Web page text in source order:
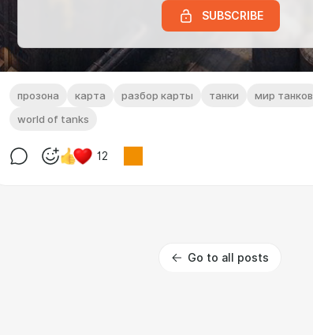
SUBSCRIBE
прозона карта разбор карты танки мир танков
world of tanks
12
Go to all posts